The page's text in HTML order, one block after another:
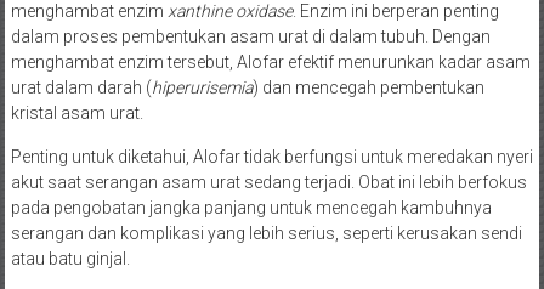
menghambat enzim xanthine oxidase. Enzim ini berperan penting
dalam proses pembentukan asam urat di dalam tubuh. Dengan
menghambat enzim tersebut, Alofar efektif menurunkan kadar asam
urat dalam darah (hiperurisemia) dan mencegah pembentukan
kristal asam urat.
Penting untuk diketahui, Alofar tidak berfungsi untuk meredakan nyeri
akut saat serangan asam urat sedang terjadi. Obat ini lebih berfokus
pada pengobatan jangka panjang untuk mencegah kambuhnya
serangan dan komplikasi yang lebih serius, seperti kerusakan sendi
atau batu ginjal.